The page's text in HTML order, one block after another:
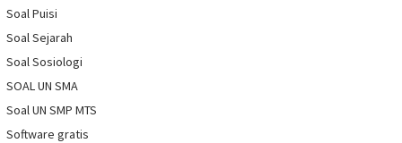
Soal Puisi
Soal Sejarah
Soal Sosiologi
SOAL UN SMA
Soal UN SMP MTS
Software gratis